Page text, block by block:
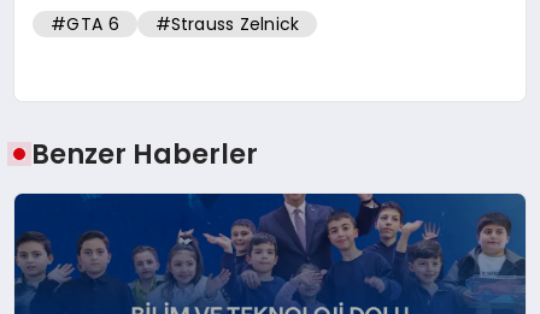
#GTA 6 #Strauss Zelnick
Benzer Haberler